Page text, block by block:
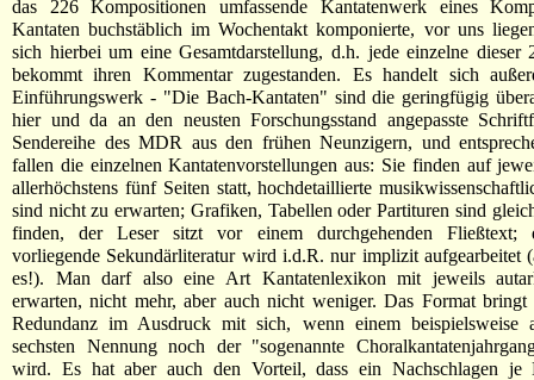
das 226 Kompositionen umfassende Kantatenwerk eines
Kantaten buchstäblich im Wochentakt komponierte, vor uns
sich hierbei um eine Gesamtdarstellung, d.h. jede einzelne dieser
bekommt ihren Kommentar zugestanden. Es handelt sich
Einführungswerk - "Die Bach-Kantaten" sind die geringfügig
hier und da an den neusten Forschungsstand angepasste
Sendereihe des MDR aus den frühen Neunzigern, und
fallen die einzelnen Kantatenvorstellungen aus: Sie finden auf
allerhöchstens fünf Seiten statt, hochdetaillierte
sind nicht zu erwarten; Grafiken, Tabellen oder Partituren sind
finden, der Leser sitzt vor einem durchgehenden Fließtext;
vorliegende Sekundärliteratur wird i.d.R. nur implizit aufgearbeitet
es!). Man darf also eine Art Kantatenlexikon mit jeweils
erwarten, nicht mehr, aber auch nicht weniger. Das Format bringt
Redundanz im Ausdruck mit sich, wenn einem beispielsweise
sechsten Nennung noch der "sogenannte
wird. Es hat aber auch den Vorteil, dass ein Nachschlagen je